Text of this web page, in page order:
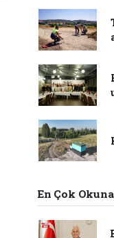
En Çok